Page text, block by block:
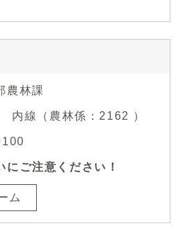
農林課
線（農林係：2162 ）
にご注意ください！
ム